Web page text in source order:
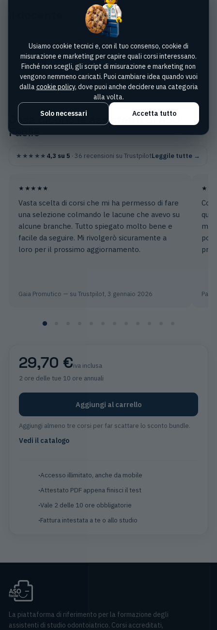
Elisa Tessari
Consulente e docente sulla sicourezza
Laurea in Tecniche Erboristiche nel 2015 a
Torino.
Cosa dicono le assistenti di ASO
Facile
★★★★★ 4,3 su 5 · 36 recensioni su TrustpilotLeggile tutte →
★★★★★
Vasta scelta di corsi che mi ha permesso di fare
una selezione colmando le lacune che avevo su
alcune branche. Tutto spiegato molto bene e
facile da seguire. Mi rivolgerò sicuramente a
loro per il prossimo aggiornamento.
Gaia Promutico — su Trustpilot, 3 gennaio 2026
29,70 €iva inclusa
2 ore delle tue 10 ore annuali
Aggiungi al carrello
Aggiungi almeno tre corsi per far scattare lo sconto bundle.
Vedi il catalogo
Accesso illimitato, anche da mobile
Attestato PDF appena finisci il test
Vale 2 delle 10 ore obbligatorie
Fattura intestata a te o allo studio
La piattaforma di riferimento per la formazione degli
assistenti di studio odontoiatrico. Corsi accreditati,
Usiamo cookie tecnici e, con il tuo consenso, cookie di
misurazione e marketing per capire quali corsi interessano.
Finché non scegli, gli script di misurazione e marketing non
vengono nemmeno caricati. Puoi cambiare idea quando vuoi
dallacookie policy, dove puoi anche decidere una categoria
alla volta.
Solo necessari
Accetta tutto